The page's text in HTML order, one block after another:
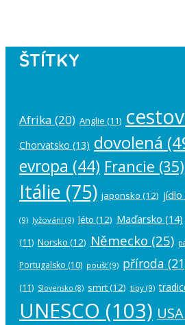
ŠTÍTKY
Afrika (20) Anglie (11)
Chorvatsko (13) dovolená
evropa (44) Francie (35)
Itálie (75) japonsko (12) jídlo
(9) lyžování (9) léto (12) Maďarsko (14)
(11) Norsko (12) Německo (25)
Portugalsko (10) poušť(9) příroda
(11) Slovensko (8) smrt(12) tipy (9)
UNESCO (103) USA